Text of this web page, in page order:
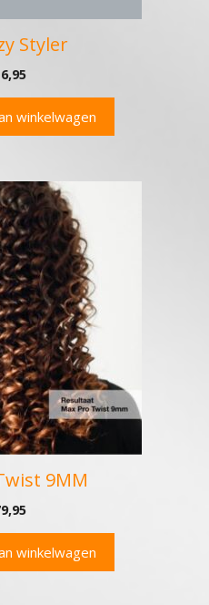
Styler
winkelwagen
9MM
winkelwagen